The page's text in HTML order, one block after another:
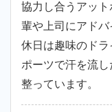
協力し合うアッ
輩や上司にアドバ
休日は趣味のド
ポーツで汗を流
整っています。